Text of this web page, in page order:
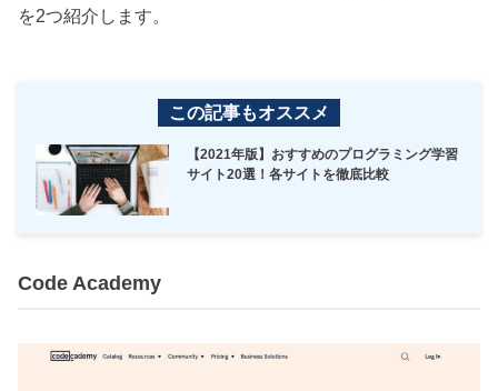
を2つ紹介します。
この記事もオススメ
【2021年版】おすすめのプログラミング学習
サイト20選！各サイトを徹底比較
Code Academy